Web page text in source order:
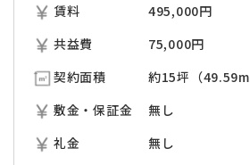
賃料 495,000円
共益費
75,000円
契約面積
約15坪（
敷金・保証金
無し
礼金
無し